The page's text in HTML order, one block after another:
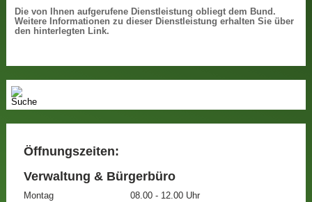
Die von Ihnen aufgerufene Dienstleistung obliegt dem Bund.
Weitere Informationen zu dieser Dienstleistung erhalten Sie über
den hinterlegten Link.
Öffnungszeiten:
Verwaltung & Bürgerbüro
Montag
08.00 - 12.00 Uhr